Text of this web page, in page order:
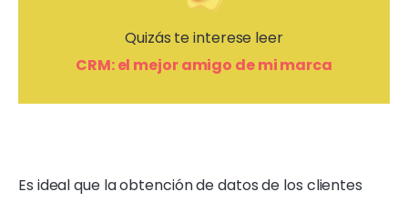
Quizás te interese leer
CRM: el mejor amigo de mi marca
Es ideal que la obtención de datos de los clientes